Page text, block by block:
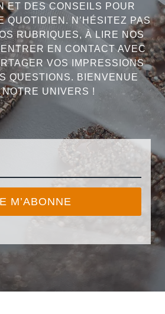
ET DES CONSEILS POUR
QUOTIDIEN. N’HÉSITEZ PAS
RUBRIQUES, À LIRE NOS
EN CONTACT AVEC
VOS IMPRESSIONS
QUESTIONS. BIENVENUE
UNIVERS !
M’ABONNE